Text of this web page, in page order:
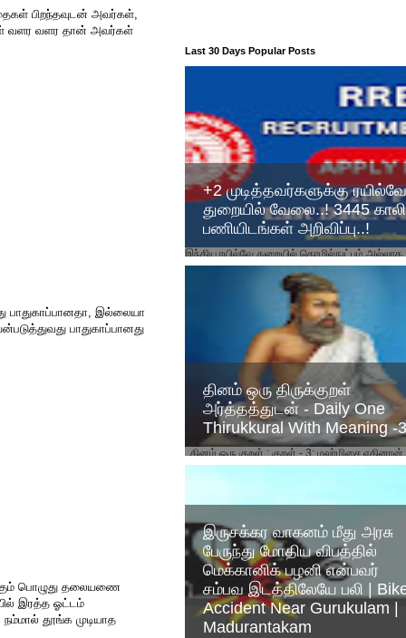
பிறந்தவுடன் அவர்கள்,
வளர வளர தான் அவர்கள்
இல்லையா
பாதுகாப்பானது
பொழுது தலையணை
இரத்த ஓட்டம்
தூங்க முடியாத
Last 30 Days Popular Posts
+2 முடித்தவர்களுக்கு ரயில்வே
துறையில் வேலை..! 3445 காலி
பணியிடங்கள் அறிவிப்பு..!
இந்திய ரயில்வே துறையில் தொழில்நுட்பம் அல்லாத
பிரிவுகளின் பல்வேறு பதவிகளுக்கான
விண்ணப்பம் வெளியாகியுள்ளது. Recruitment for
தினம் ஒரு திருக்குறள்
அர்த்தத்துடன் - Daily One
Thirukkural With Meaning -3
தினம் ஒரு குறள் : குறள் - 3: மலர்மிசை ஏகினான்
சேர்ந்தார் நிலமிசை நீடுவாழ் வார். அர்த்தம் :
இருசக்கர வாகனம் மீது அரசு
பேருந்து மோதிய விபத்தில்
மெக்கானிக் பழனி என்பவர்
சம்பவ இடத்திலேயே பலி |
Accident Near Gurukulam |
Madurantakam